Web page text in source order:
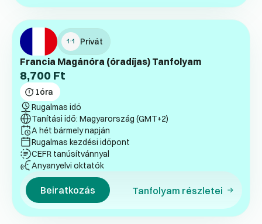
Privát
Francia Magánóra (óradíjas) Tanfolyam
8,700 Ft
1óra
Rugalmas idő
Tanítási idő: Magyarország (GMT+2)
A hét bármely napján
Rugalmas kezdési időpont
CEFR tanúsítvánnyal
Anyanyelvi oktatók
Beiratkozás Tanfolyam részletei